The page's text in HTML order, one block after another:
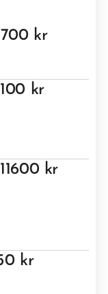
kr
kr
11600 kr
kr